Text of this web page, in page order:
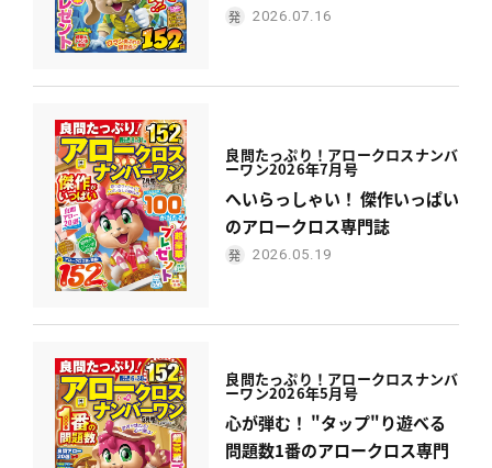
2026.07.16
良問たっぷり！ アロークロスナンバ
ーワン2026年7月号
へいらっしゃい！ 傑作いっぱい
のアロークロス専門誌
2026.05.19
良問たっぷり！ アロークロスナンバ
ーワン2026年5月号
心が弾む！ "タップ"り遊べる
問題数1番のアロークロス専門